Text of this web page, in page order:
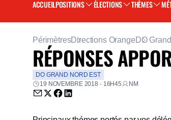
ACCUEILPOSITIONS ÉLECTIONS THÈMES
PérimètresDirections Orange DO
RÉPONSES
DO GRAND NORD EST
19 NOVEMBRE 2018 - 16H45
NM
Envoyer par email (nouvelle fenêtre)
Partager sur Twitter (nouvelle
Partager sur Facebook
Partager sur LinkedIn